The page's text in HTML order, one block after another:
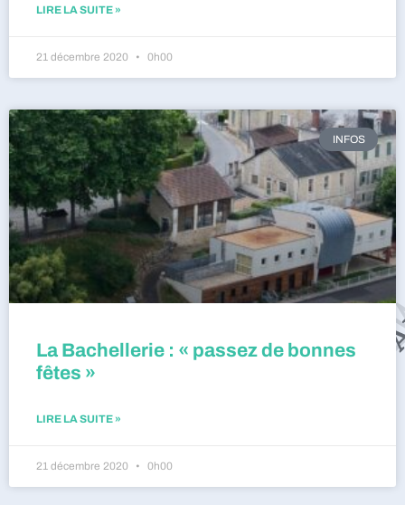
LIRE LA SUITE »
21 décembre 2020 0h00
INFOS
La Bachellerie : « passez de bonnes
fêtes »
LIRE LA SUITE »
21 décembre 2020 0h00